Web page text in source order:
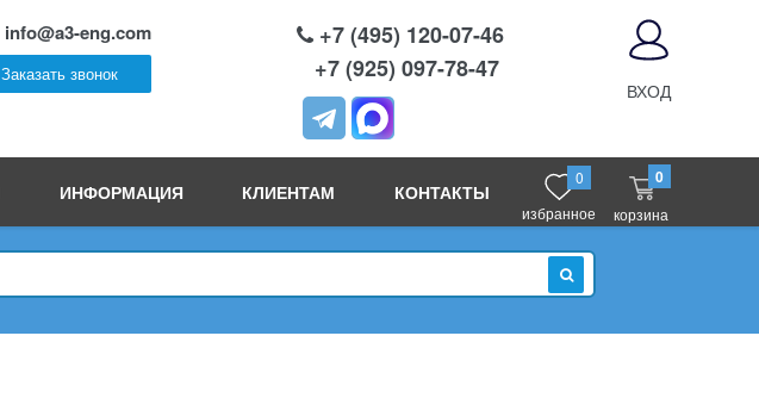
info@a3-eng.com
Заказать звонок
+7 (495) 120-07-46
+7 (925) 097-78-47
ВХОД
ИНФОРМАЦИЯ КЛИЕНТАМ КОНТАКТЫ
0
избранное
0
корзина
ИСКАТЬ